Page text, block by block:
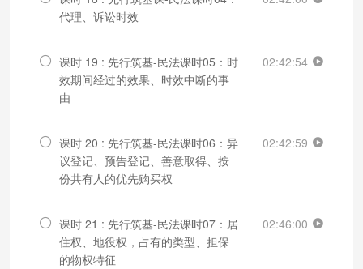
代理、诉讼时效
课时 19 : 先行筑基-民法课时05：时
效期间经过的效果、时效中断的事
由
02:42:54
课时 20 : 先行筑基-民法课时06：异
议登记、预告登记、善意取得、按
份共有人的优先购买权
02:42:59
课时 21 : 先行筑基-民法课时07：居
住权、地役权，占有的类型、担保
的物权特征
02:46:00